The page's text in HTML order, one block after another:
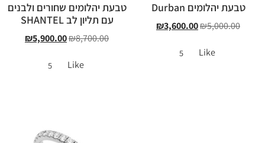
טבעת יהלומים Durban
₪5,000.00
₪3,600.00
Like
5
טבעת יהלומים שחורים ולבנים
עם תליון לב SHANTEL
₪8,700.00
₪5,900.00
Like
5